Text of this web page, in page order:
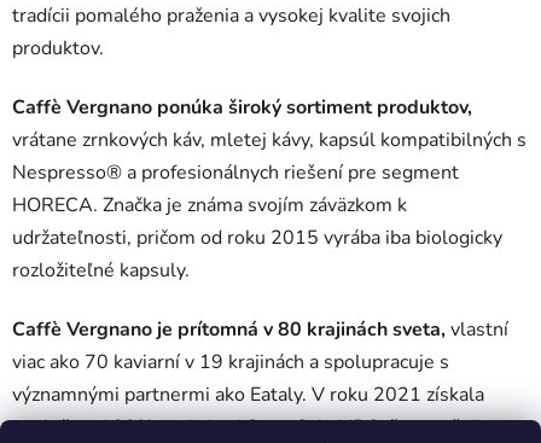
tradícii pomalého praženia a vysokej kvalite svojich
produktov.
Caffè Vergnano ponúka široký sortiment produktov,
vrátane zrnkových káv, mletej kávy, kapsúl kompatibilných s
Nespresso® a profesionálnych riešení pre segment
HORECA. Značka je známa svojím záväzkom k
udržateľnosti, pričom od roku 2015 vyrába iba biologicky
rozložiteľné kapsuly.
Caffè Vergnano je prítomná v 80 krajinách sveta,vlastní
viac ako 70 kaviarní v 19 krajinách a spolupracuje s
významnými partnermi ako Eataly. V roku 2021 získala
spoločnosť 30% podiel od Coca-Cola HBC, čo umožnilo